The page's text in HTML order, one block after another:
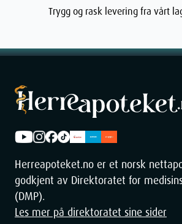
Trygg og rask levering fra vårt
Herreapoteket.no er et norsk
godkjent av Direktoratet for
(DMP).
Les mer på direktoratet sine sider